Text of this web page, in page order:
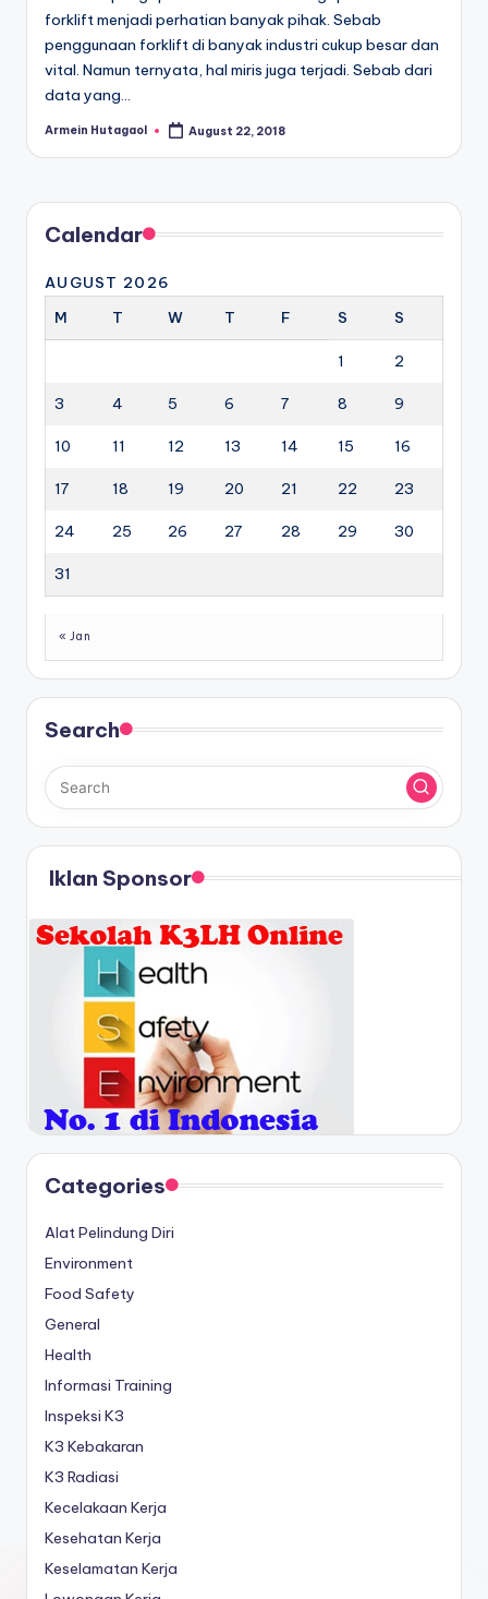
forklift menjadi perhatian banyak pihak. Sebab
penggunaan forklift di banyak industri cukup besar dan
vital. Namun ternyata, hal miris juga terjadi. Sebab dari
data yang…
Posted
Armein Hutagaol August 22, 2018
Calendar
AUGUST 2026
M
T W T F S S
1 2
3 4 5 6 7 8 9
10 11 12 13 14 15 16
17 18 19 20 21 22 23
24 25 26 27 28 29 30
31
« Jan
Search
Iklan Sponsor
Categories
Alat Pelindung Diri
Environment
Food Safety
General
Health
Informasi Training
Inspeksi K3
K3 Kebakaran
K3 Radiasi
Kecelakaan Kerja
Kesehatan Kerja
Keselamatan Kerja